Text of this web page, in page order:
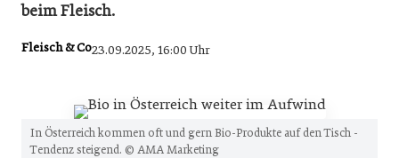
beim Fleisch.
Fleisch & Co23.09.2025, 16:00 Uhr
In Österreich kommen oft und gern Bio-Produkte auf den Tisch -
Tendenz steigend. © AMA Marketing